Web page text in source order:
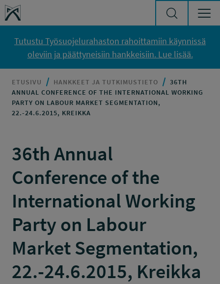
Siirry sisältöön
Työsuojelurahasto
Tutustu Työsuojelurahaston rahoittamiin käynnissä
oleviin ja päättyneisiin hankkeisiin. Lue lisää.
ETUSIVU HANKKEET JA TUTKIMUSTIETO
36TH
ANNUAL CONFERENCE OF THE INTERNATIONAL WORKING
PARTY ON LABOUR MARKET SEGMENTATION,
22.-24.6.2015, KREIKKA
36th Annual
Conference of the
International Working
Party on Labour
Market Segmentation,
22.-24.6.2015, Kreikka